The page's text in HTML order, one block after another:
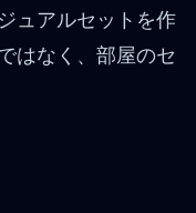
ュアルセットを作
はなく、部屋のセ